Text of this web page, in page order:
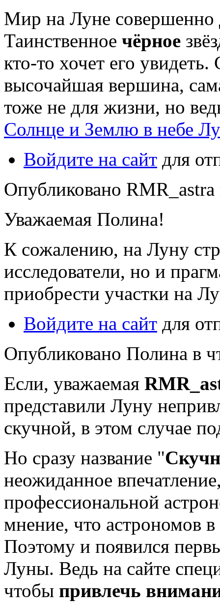
Мир на Луне совершенно
Таинственное чёрное
кто-то хочет его
высочайшая вершина,
тоже не для жизни, но
Солнце и Землю в небе
Войдите на сайт для
Опубликовано
Уважаемая Полина!
К сожалению, на Луну
исследователи, но и
приобрести участки на
Войдите на сайт для
Опубликовано Полина в
Если, уважаемая
представили Луну
скучной, в этом случае
Но сразу название "
неожиданное
профессиональной
мнение, что астрономов
Поэтому и появился
Луны. Ведь на сайте
чтобы привлечь